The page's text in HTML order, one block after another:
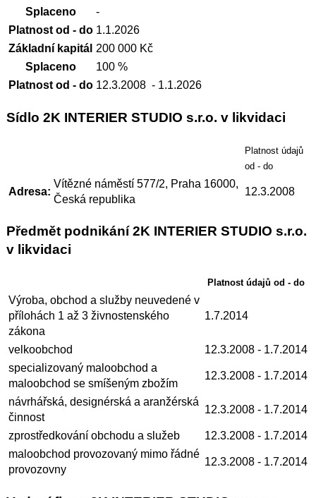
Splaceno
-
Platnost od - do 1.1.2026
Základní kapitál 200 000 Kč
Splaceno
100 %
Platnost od - do 12.3.2008 - 1.1.2026
Sídlo 2K INTERIER STUDIO s.r.o. v likvidaci
Platnost údajů
od - do
Adresa:
Vítězné náměstí 577/2, Praha 16000,
Česká republika
12.3.2008
Předmět podnikání 2K INTERIER STUDIO s.r.o.
v likvidaci
Platnost údajů od - do
Výroba, obchod a služby neuvedené v
přílohách 1 až 3 živnostenského
zákona
1.7.2014
velkoobchod 12.3.2008- 1.7.2014
specializovaný maloobchod a
maloobchod se smíšeným zbožím
12.3.2008- 1.7.2014
návrhářská, designérská a aranžérská
činnost
12.3.2008- 1.7.2014
zprostředkování obchodu a služeb 12.3.2008- 1.7.2014
maloobchod provozovaný mimo řádné
provozovny
12.3.2008- 1.7.2014